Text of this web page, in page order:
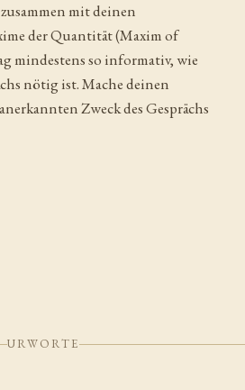
mit deinen
der Quantität (Maxim of
mindestens so informativ, wie
nötig ist. Mache deinen
Zweck des Gesprächs
URWORTE